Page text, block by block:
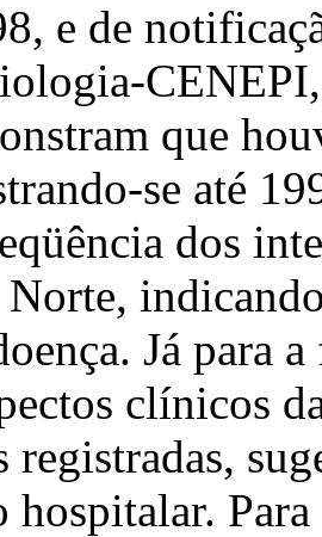
e de
que
se até
dos
Norte,
Já para
clínicos
registradas,
hospitalar.